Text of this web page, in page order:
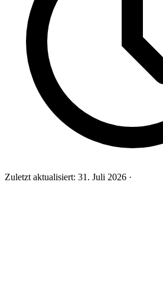
Zuletzt aktualisiert: 31. Juli 2026 ·